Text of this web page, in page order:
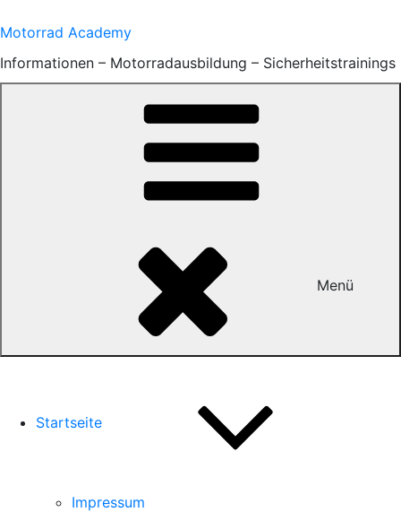
Inhalt
springen
Motorrad Academy
Informationen – Motorradausbildung – Sicherheitstrainings
Menü
Startseite
Impressum